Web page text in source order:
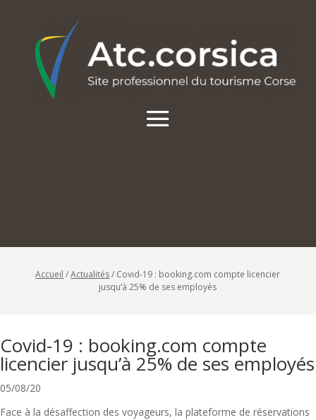
Accueil /Actualités/ Covid-19 : booking.com compte licencier
jusqu’à 25% de ses employés
Covid-19 : booking.com compte
licencier jusqu’à 25% de ses employés
05/08/20
Face à la désaffection des voyageurs, la plateforme de réservations